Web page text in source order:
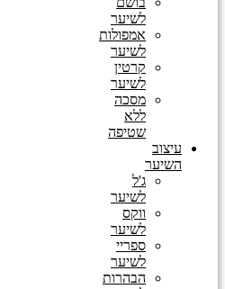
לשיער
אמפולות
לשיער
קרטין
לשיער
מסכה
ללא
שטיפה
עיצוב
השיער
ג'ל
לשיער
ווקס
לשיער
ספריי
לשיער
הבהרות